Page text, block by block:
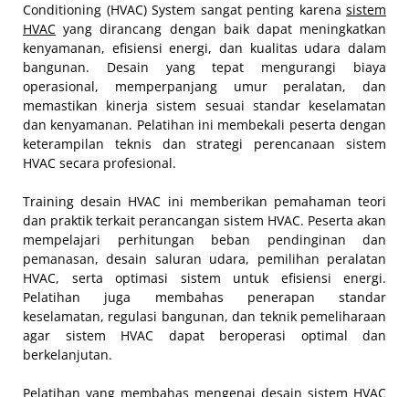
Conditioning (HVAC) System sangat penting karena sistem
HVAC yang dirancang dengan baik dapat meningkatkan
kenyamanan, efisiensi energi, dan kualitas udara dalam
bangunan. Desain yang tepat mengurangi biaya
operasional, memperpanjang umur peralatan, dan
memastikan kinerja sistem sesuai standar keselamatan
dan kenyamanan. Pelatihan ini membekali peserta dengan
keterampilan teknis dan strategi perencanaan sistem
HVAC secara profesional.
Training desain HVAC ini memberikan pemahaman teori
dan praktik terkait perancangan sistem HVAC. Peserta akan
mempelajari perhitungan beban pendinginan dan
pemanasan, desain saluran udara, pemilihan peralatan
HVAC, serta optimasi sistem untuk efisiensi energi.
Pelatihan juga membahas penerapan standar
keselamatan, regulasi bangunan, dan teknik pemeliharaan
agar sistem HVAC dapat beroperasi optimal dan
berkelanjutan.
Pelatihan yang membahas mengenai desain sistem HVAC